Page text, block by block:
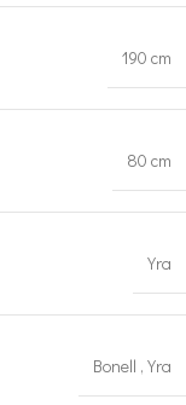
190 cm
80 cm
Yra
Bonell , Yra